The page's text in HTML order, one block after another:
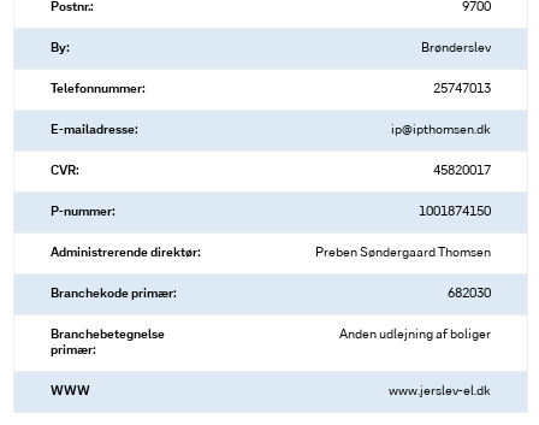
Postnr.: 9700
By: Brønderslev
Telefonnummer: 25747013
E-mailadresse: ip@ipthomsen.dk
CVR: 45820017
P-nummer: 1001874150
Administrerende direktør: Preben Søndergaard Thomsen
Branchekode primær: 682030
Branchebetegnelse
primær:
Anden udlejning af boliger
WWW www.jerslev-el.dk